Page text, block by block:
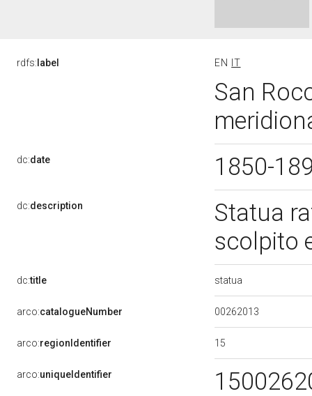
rdfs: label EN IT
San
dc:date 1850-
dc:description
Statua
scolpito
dc:title statua
arco:catalogueNumber 00262013
arco:regionIdentifier 15
arco:uniqueIdentifier